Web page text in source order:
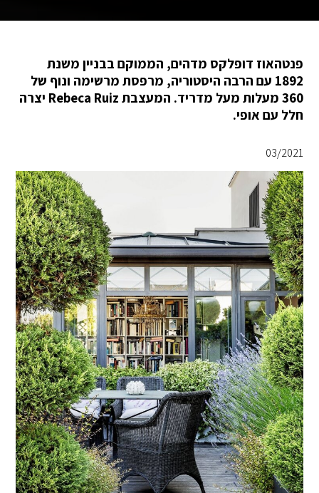
פנטהאוז דופלקס מדהים, הממוקם בבניין משנת
1892 עם הרבה היסטוריה, מרפסת מרשימה ונוף של
360 מעלות מעל מדריד. המעצבת Rebeca Ruiz יצרה
חלל עם אופי.
03/2021